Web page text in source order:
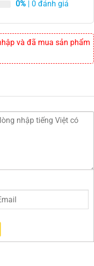
0% | 0 đánh giá
và đã mua sản phẩm